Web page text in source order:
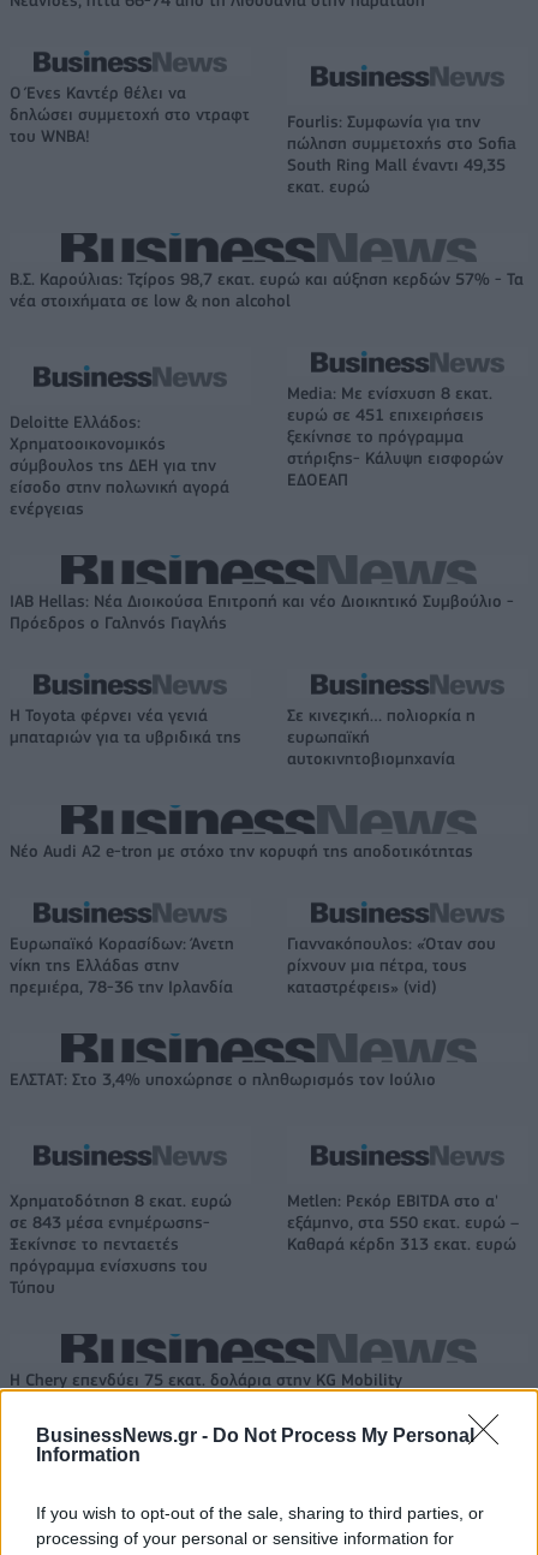
BusinessNews.gr - Do Not Process My Personal
Information
If you wish to opt-out of the sale, sharing to third parties, or
processing of your personal or sensitive information for
Ο Ένες Καντέρ θέλει να
δηλώσει συμμετοχή στο ντραφτ
του WNBA!
Fourlis: Συμφωνία για την
πώληση συμμετοχής στο Sofia
South Ring Mall έναντι 49,35
εκατ. ευρώ
Β.Σ. Καρούλιας: Τζίρος 98,7 εκατ. ευρώ και αύξηση κερδών 57% - Τα
νέα στοιχήματα σε low & non alcohol
Deloitte Ελλάδος:
Χρηματοοικονομικός
σύμβουλος της ΔΕΗ για την
είσοδο στην πολωνική αγορά
ενέργειας
Media: Με ενίσχυση 8 εκατ.
ευρώ σε 451 επιχειρήσεις
ξεκίνησε το πρόγραμμα
στήριξης- Κάλυψη εισφορών
ΕΔΟΕΑΠ
IAB Hellas: Νέα Διοικούσα Επιτροπή και νέο Διοικητικό Συμβούλιο -
Πρόεδρος ο Γαληνός Γιαγλής
Η Toyota φέρνει νέα γενιά
μπαταριών για τα υβριδικά της
Σε κινεζική… πολιορκία η
ευρωπαϊκή
αυτοκινητοβιομηχανία
Νέο Audi A2 e-tron με στόχο την κορυφή της αποδοτικότητας
Ευρωπαϊκό Κορασίδων: Άνετη
νίκη της Ελλάδας στην
πρεμιέρα, 78-36 την Ιρλανδία
Γιαννακόπουλος: «Όταν σου
ρίχνουν μια πέτρα, τους
καταστρέφεις» (vid)
ΕΛΣΤΑΤ: Στο 3,4% υποχώρησε ο πληθωρισμός τον Ιούλιο
Χρηματοδότηση 8 εκατ. ευρώ
σε 843 μέσα ενημέρωσης-
Ξεκίνησε το πενταετές
πρόγραμμα ενίσχυσης του
Τύπου
Metlen: Ρεκόρ EBITDA στο α'
εξάμηνο, στα 550 εκατ. ευρώ –
Καθαρά κέρδη 313 εκατ. ευρώ
Η Chery επενδύει 75 εκατ. δολάρια στην KG Mobility
συνεργασίας τους μέχρι το
2028